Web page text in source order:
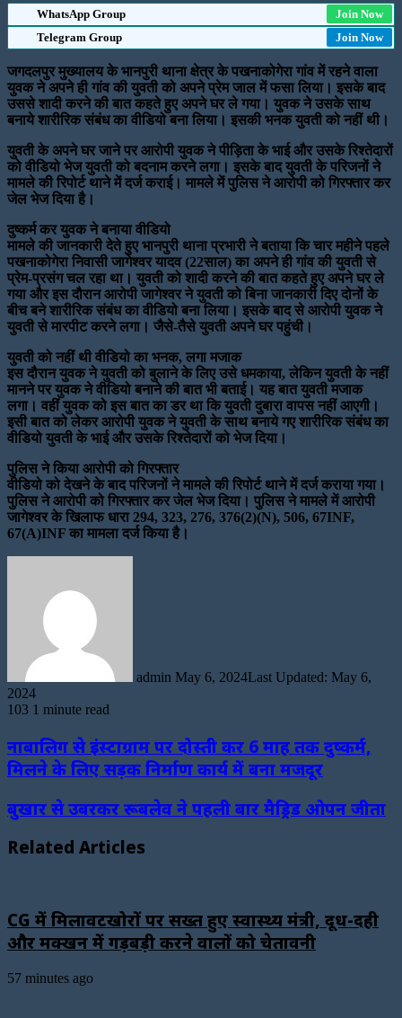
WhatsApp Group
Join Now
Telegram Group
Join Now
जगदलपुर मुख्यालय के भानपुरी थाना क्षेत्र के पखनाकोगेरा गांव में रहने वाला
युवक ने अपने ही गांव की युवती को अपने प्रेम जाल में फसा लिया। इसके बाद
उससे शादी करने की बात कहते हुए अपने घर ले गया। युवक ने उसके साथ
बनाये शारीरिक संबंध का वीडियो बना लिया। इसकी भनक युवती को नहीं थी।
युवती के अपने घर जाने पर आरोपी युवक ने पीड़िता के भाई और उसके रिश्तेदारों
को वीडियो भेज युवती को बदनाम करने लगा। इसके बाद युवती के परिजनों ने
मामले की रिपोर्ट थाने में दर्ज कराई। मामले में पुलिस ने आरोपी को गिरफ्तार कर
जेल भेज दिया है।
दुष्कर्म कर युवक ने बनाया वीडियो
मामले की जानकारी देते हुए भानपुरी थाना प्रभारी ने बताया कि चार महीने पहले
पखनाकोगेरा निवासी जागेश्वर यादव (22साल) का अपने ही गांव की युवती से
प्रेम-प्रसंग चल रहा था। युवती को शादी करने की बात कहते हुए अपने घर ले
गया और इस दौरान आरोपी जागेश्वर ने युवती को बिना जानकारी दिए दोनों के
बीच बने शारीरिक संबंध का वीडियो बना लिया। इसके बाद से आरोपी युवक ने
युवती से मारपीट करने लगा। जैसे-तैसे युवती अपने घर पहुंची।
युवती को नहीं थी वीडियो का भनक, लगा मजाक
इस दौरान युवक ने युवती को बुलाने के लिए उसे धमकाया, लेकिन युवती के नहीं
मानने पर युवक ने वीडियो बनाने की बात भी बताई। यह बात युवती मजाक
लगा। वहीं युवक को इस बात का डर था कि युवती दुबारा वापस नहीं आएगी।
इसी बात को लेकर आरोपी युवक ने युवती के साथ बनाये गए शारीरिक संबंध का
वीडियो युवती के भाई और उसके रिश्तेदारों को भेज दिया।
पुलिस ने किया आरोपी को गिरफ्तार
वीडियो को देखने के बाद परिजनों ने मामले की रिपोर्ट थाने में दर्ज कराया गया।
पुलिस ने आरोपी को गिरफ्तार कर जेल भेज दिया। पुलिस ने मामले में आरोपी
जागेश्वर के खिलाफ धारा 294, 323, 276, 376(2)(N), 506, 67INF,
67(A)INF का मामला दर्ज किया है।
admin May 6, 2024Last Updated: May 6,
2024
103 1 minute read
नाबालिग से इंस्टाग्राम पर दोस्ती कर 6 माह तक दुष्कर्म,
मिलने के लिए सड़क निर्माण कार्य में बना मजदूर
बुखार से उबरकर रूबलेव ने पहली बार मैड्रिड ओपन जीता
Related Articles
CG में मिलावटखोरों पर सख्त हुए स्वास्थ्य मंत्री, दूध-दही
और मक्खन में गड़बड़ी करने वालों को चेतावनी
57 minutes ago